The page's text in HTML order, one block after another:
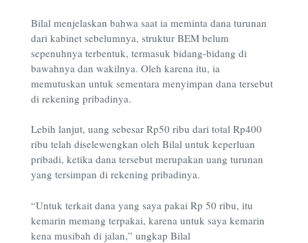
Bilal menjelaskan bahwa saat ia meminta dana turunan
dari kabinet sebelumnya, struktur BEM belum
sepenuhnya terbentuk, termasuk bidang-bidang di
bawahnya dan wakilnya. Oleh karena itu, ia
memutuskan untuk sementara menyimpan dana tersebut
di rekening pribadinya.
Lebih lanjut, uang sebesar Rp50 ribu dari total Rp400
ribu telah diselewengkan oleh Bilal untuk keperluan
pribadi, ketika dana tersebut merupakan uang turunan
yang tersimpan di rekening pribadinya.
“Untuk terkait dana yang saya pakai Rp 50 ribu, itu
kemarin memang terpakai, karena untuk saya kemarin
kena musibah di jalan,” ungkap Bilal